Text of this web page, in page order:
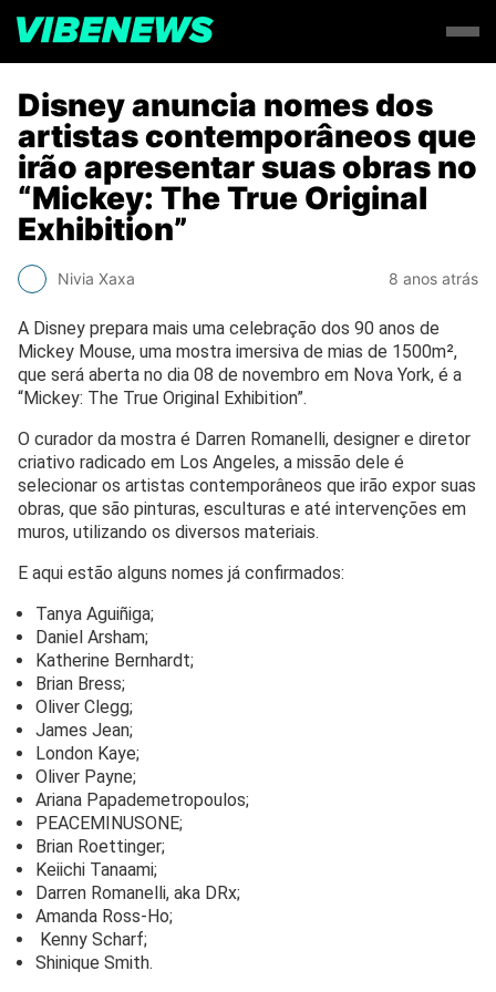
Disney anuncia nomes dos
artistas contemporâneos que
irão apresentar suas obras no
“Mickey: The True Original
Exhibition”
Nivia Xaxa 8 anos atrás
A Disney prepara mais uma celebração dos 90 anos de
Mickey Mouse, uma mostra imersiva de mias de 1500m²,
que será aberta no dia 08 de novembro em Nova York, é a
“Mickey: The True Original Exhibition”.
O curador da mostra é Darren Romanelli, designer e diretor
criativo radicado em Los Angeles, a missão dele é
selecionar os artistas contemporâneos que irão expor suas
obras, que são pinturas, esculturas e até intervenções em
muros, utilizando os diversos materiais.
E aqui estão alguns nomes já confirmados:
Tanya Aguiñiga;
Daniel Arsham;
Katherine Bernhardt;
Brian Bress;
Oliver Clegg;
James Jean;
London Kaye;
Oliver Payne;
Ariana Papademetropoulos;
PEACEMINUSONE;
Brian Roettinger;
Keiichi Tanaami;
Darren Romanelli, aka DRx;
Amanda Ross-Ho;
Kenny Scharf;
Shinique Smith.